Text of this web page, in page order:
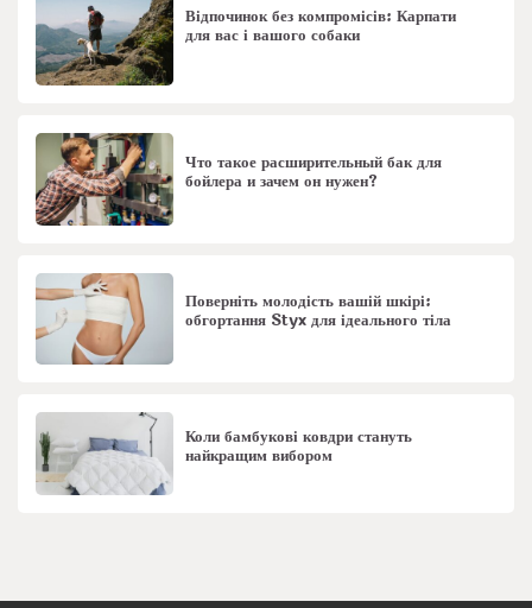
Відпочинок без компромісів: Карпати
для вас і вашого собаки
Что такое расширительный бак для
бойлера и зачем он нужен?
Поверніть молодість вашій шкірі:
обгортання Styx для ідеального тіла
Коли бамбукові ковдри стануть
найкращим вибором